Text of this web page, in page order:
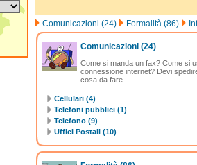
Comunicazioni (24) Formalità (86)
Comunicazioni (24)
Come si manda un fax? Come si
connessione internet? Devi
cosa da fare.
Cellulari (4)
Telefoni pubblici (1)
Telefono (9)
Uffici Postali (10)